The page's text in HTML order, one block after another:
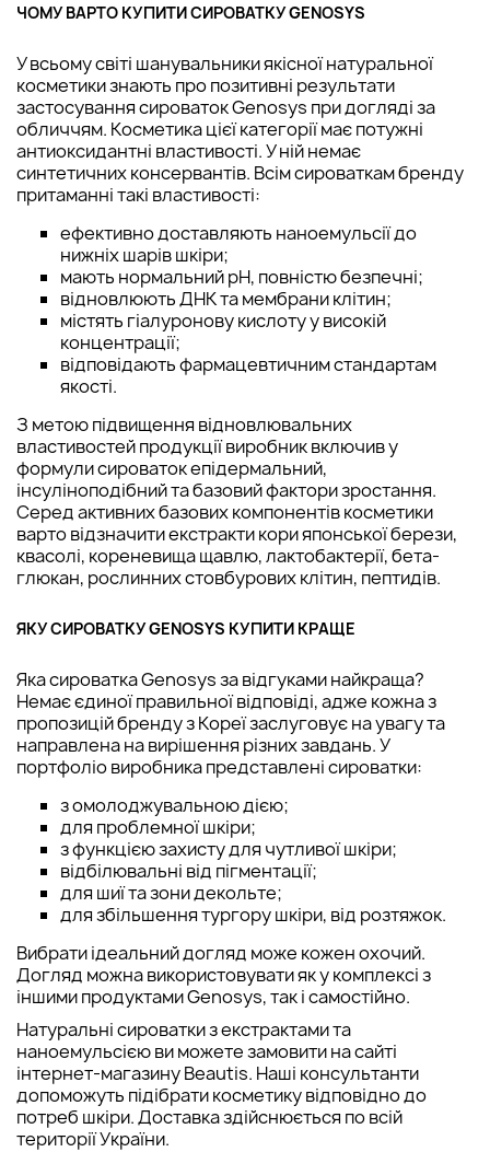
ЧОМУ ВАРТО КУПИТИ СИРОВАТКУ GENOSYS
У всьому світі шанувальники якісної натуральної
косметики знають про позитивні результати
застосування сироваток Genosys при догляді за
обличчям. Косметика цієї категорії має потужні
антиоксидантні властивості. У ній немає
синтетичних консервантів. Всім сироваткам бренду
притаманні такі властивості:
ефективно доставляють наноемульсії до
нижніх шарів шкіри;
мають нормальний pH, повністю безпечні;
відновлюють ДНК та мембрани клітин;
містять гіалуронову кислоту у високій
концентрації;
відповідають фармацевтичним стандартам
якості.
З метою підвищення відновлювальних
властивостей продукції виробник включив у
формули сироваток епідермальний,
інсуліноподібний та базовий фактори зростання.
Серед активних базових компонентів косметики
варто відзначити екстракти кори японської берези,
квасолі, кореневища щавлю, лактобактерії, бета-
глюкан, рослинних стовбурових клітин, пептидів.
ЯКУ СИРОВАТКУ GENOSYS КУПИТИ КРАЩЕ
Яка сироватка Genosys за відгуками найкраща?
Немає єдиної правильної відповіді, адже кожна з
пропозицій бренду з Кореї заслуговує на увагу та
направлена на вирішення різних завдань. У
портфоліо виробника представлені сироватки:
з омолоджувальною дією;
для проблемної шкіри;
з функцією захисту для чутливої шкіри;
відбілювальні від пігментації;
для шиї та зони декольте;
для збільшення тургору шкіри, від розтяжок.
Вибрати ідеальний догляд може кожен охочий.
Догляд можна використовувати як у комплексі з
іншими продуктами Genosys, так і самостійно.
Натуральні сироватки з екстрактами та
наноемульсією ви можете замовити на сайті
інтернет-магазину Beautis. Наші консультанти
допоможуть підібрати косметику відповідно до
потреб шкіри. Доставка здійснюється по всій
території України.